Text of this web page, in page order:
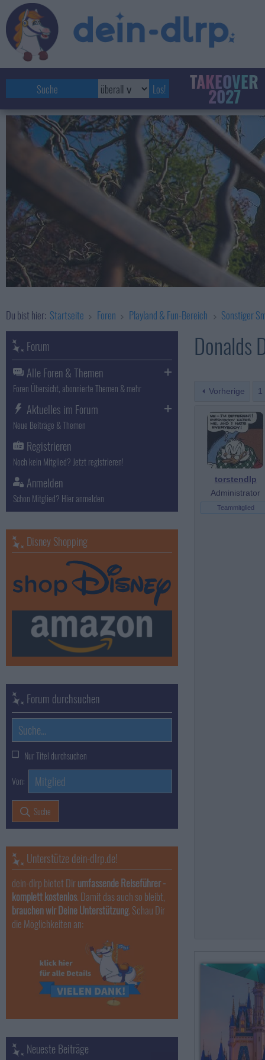
TAKEOVER
2027
Du bist hier: Startseite Foren Playland & Fun-Bereich Sonstiger
Donalds
Vorherige 1
torstendlp
Administrator
Teammitglied
Forum
Alle Foren & Themen
Foren Übersicht, abonnierte Themen & mehr
Aktuelles im Forum
Neue Beiträge & Themen
Registrieren
Noch kein Mitglied? Jetzt registrieren!
Anmelden
Schon Mitglied? Hier anmelden
Disney Shopping
Forum durchsuchen
Nur Titel durchsuchen
Von:
Suche
Unterstütze dein-dlrp.de!
dein-dlrp bietet Dirumfassende Reiseführer -
komplett kostenlos. Damit das auch so bleibt,
brauchen wir Deine Unterstützung. Schau Dir
die Möglichkeiten an:
Neueste Beiträge